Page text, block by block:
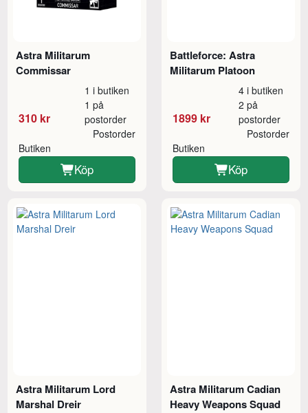
Astra Militarum
Commissar
310 kr
1 i butiken
1 på
postorder
Butiken
Postorder
Köp
Battleforce: Astra
Militarum Platoon
1899 kr
4 i butiken
2 på
postorder
Butiken
Postorder
Köp
Astra Militarum Lord
Marshal Dreir
Astra Militarum Cadian
Heavy Weapons Squad